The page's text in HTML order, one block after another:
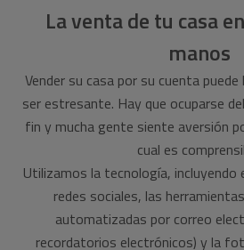
La venta de tu casa
manos
Vender su casa por su cuenta
ser estresante. Hay que ocuparse
fin y mucha gente siente aversión
cual es
Utilizamos la tecnología, incluyendo
redes sociales, las
automatizadas por correo
recordatorios electrónicos) y la